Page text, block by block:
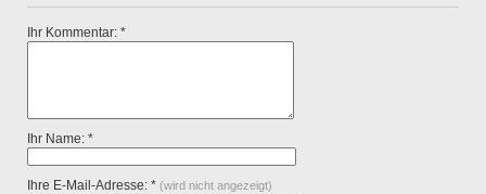
Ihr Kommentar: *
Ihr Name: *
Ihre E-Mail-Adresse: * (wird nicht angezeigt)